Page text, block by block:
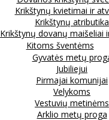
Krikštynų kvietimai ir
Krikštynų atributika
Krikštynų dovanų maišeliai
Kitoms šventėms
Gyvatės metų
Jubiliejui
Pirmajai komunijai
Velykoms
Vestuvių metinėms
Arklio metų proga